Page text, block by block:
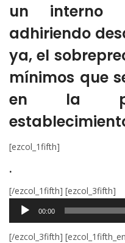
un interno
adhiriendo
ya, el
mínimos que
en la
[ezcol_1fifth]
.
[/ezcol_1fifth] [ezcol_3fifth]
00:00
[/ezcol_3fifth]